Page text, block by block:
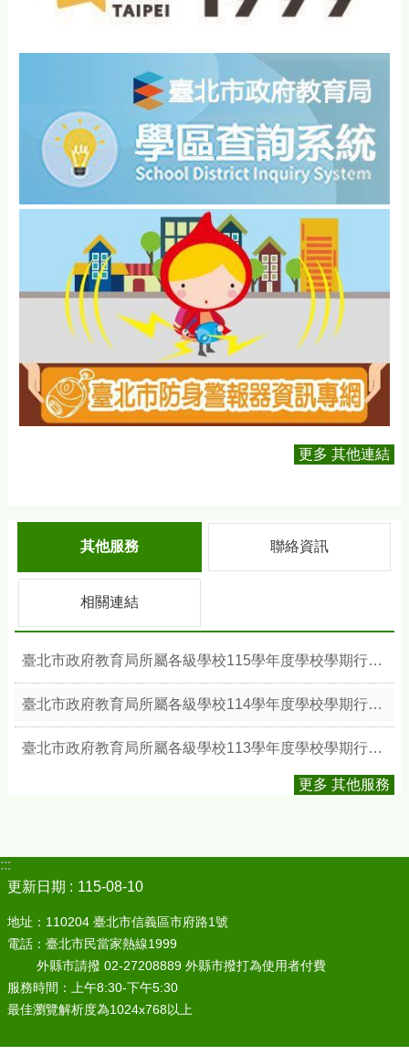
更多 其他連結
其他服務 聯絡資訊
相關連結
臺北市政府教育局所屬各級學校115學年度學校學期行事簡曆
臺北市政府教育局所屬各級學校114學年度學校學期行事簡曆
臺北市政府教育局所屬各級學校113學年度學校學期行事簡曆
更多 其他服務
:::
更新日期
115-08-10
地址：110204 臺北市信義區市府路1號
電話：臺北市民當家熱線1999
外縣市請撥 02-27208889 外縣市撥打為使用者付費
服務時間：上午8:30-下午5:30
最佳瀏覽解析度為1024x768以上